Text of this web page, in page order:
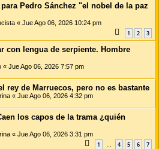
Pedro Sánchez "el nobel de la paz
« Jue Ago 06, 2026 10:24 pm
1 2 3
con lengua de serpiente. Hombre
« Jue Ago 06, 2026 7:57 pm
rey de Marruecos, pero no es bastante
« Jue Ago 06, 2026 4:32 pm
los capos de la trama ¿quién
« Jue Ago 06, 2026 3:31 pm
1 4 5 6 7